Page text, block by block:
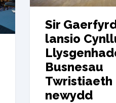
Sir
lansio
Busnesau
Twristiaeth
newydd